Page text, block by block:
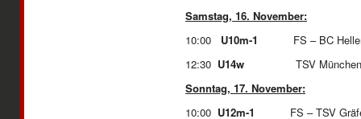
Samstag, 16. November:
10:00 U10m-1
FS – BC
12:30 U14w
TSV
Sonntag, 17. November:
10:00 U12m-1 FS – TSV